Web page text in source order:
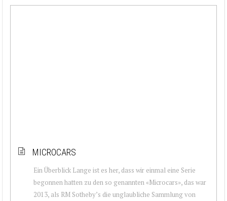
MICROCARS
Ein Überblick Lange ist es her, dass wir einmal eine Serie
begonnen hatten zu den so genannten «Microcars», das war
2013, als RM Sotheby’s die unglaubliche Sammlung von